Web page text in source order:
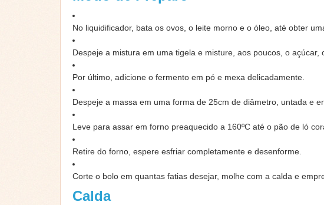
No liquidificador, bata os ovos, o leite morno e o óleo, até obter
Despeje a mistura em uma tigela e misture, aos poucos, o
Por último, adicione o fermento em pó e mexa delicadamente.
Despeje a massa em uma forma de 25cm de diâmetro, untada e
Leve para assar em forno preaquecido a 160ºC até o pão de ló
Retire do forno, espere esfriar completamente e desenforme.
Corte o bolo em quantas fatias desejar, molhe com a calda e
Calda